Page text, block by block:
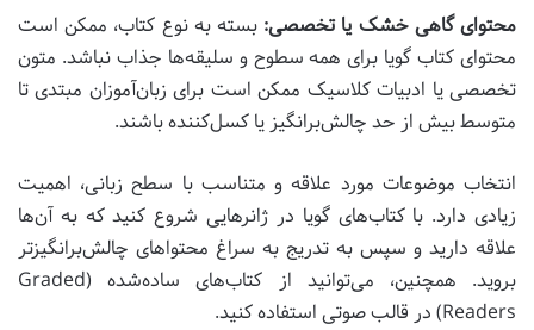
محتوای گاهی خشک یا تخصصی: بسته به نوع کتاب، ممکن است
محتوای کتاب گویا برای همه سطوح و سلیقه‌ها جذاب نباشد. متون
تخصصی یا ادبیات کلاسیک ممکن است برای زبان‌آموزان مبتدی تا
متوسط بیش از حد چالش‌برانگیز یا کسل‌کننده باشند.
انتخاب موضوعات مورد علاقه و متناسب با سطح زبانی، اهمیت
زیادی دارد. با کتاب‌های گویا در ژانرهایی شروع کنید که به آن‌ها
علاقه دارید و سپس به تدریج به سراغ محتواهای چالش‌برانگیزتر
بروید. همچنین، می‌توانید از کتاب‌های ساده‌شده (Graded
Readers) در قالب صوتی استفاده کنید.